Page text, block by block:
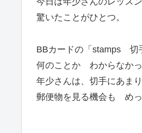
驚いたことがひとつ。
BBカードの「stamps 切
何のことか わからなかっ
年少さんは、切手にあま
郵便物を見る機会も めっ